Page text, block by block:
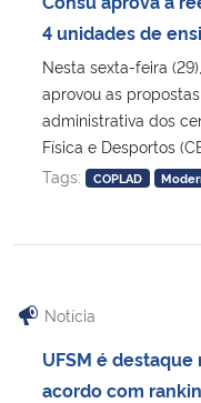
Ministério da Cidadania
Ministério da Saúde
Ministério do Turismo
Ministério do
4 unidades de
Nesta sexta-feira
aprovou as
administrativa dos
Física e Desportos
Tags:
COPLAD
Notícia
UFSM é
acordo com